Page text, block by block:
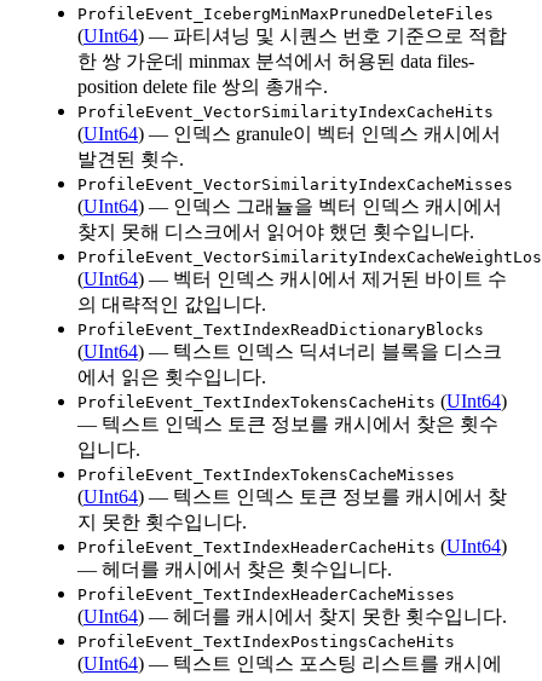
ProfileEvent_IcebergMinMaxPrunedDeleteFiles
(UInt64) — 파티셔닝 및 시퀀스 번호 기준으로 적합
한 쌍 가운데 minmax 분석에서 허용된 data files-
position delete file 쌍의 총개수.
ProfileEvent_VectorSimilarityIndexCacheHits
(UInt64) — 인덱스 granule이 벡터 인덱스 캐시에서
발견된 횟수.
ProfileEvent_VectorSimilarityIndexCacheMisses
(UInt64) — 인덱스 그래뉼을 벡터 인덱스 캐시에서
찾지 못해 디스크에서 읽어야 했던 횟수입니다.
(UInt64) — 벡터 인덱스 캐시에서 제거된 바이트 수
의 대략적인 값입니다.
ProfileEvent_TextIndexReadDictionaryBlocks
(UInt64) — 텍스트 인덱스 딕셔너리 블록을 디스크
에서 읽은 횟수입니다.
ProfileEvent_TextIndexTokensCacheHits (UInt64)
— 텍스트 인덱스 토큰 정보를 캐시에서 찾은 횟수
입니다.
ProfileEvent_TextIndexTokensCacheMisses
(UInt64) — 텍스트 인덱스 토큰 정보를 캐시에서 찾
지 못한 횟수입니다.
ProfileEvent_TextIndexHeaderCacheHits (UInt64)
— 헤더를 캐시에서 찾은 횟수입니다.
ProfileEvent_TextIndexHeaderCacheMisses
(UInt64) — 헤더를 캐시에서 찾지 못한 횟수입니다.
ProfileEvent_TextIndexPostingsCacheHits
(UInt64) — 텍스트 인덱스 포스팅 리스트를 캐시에